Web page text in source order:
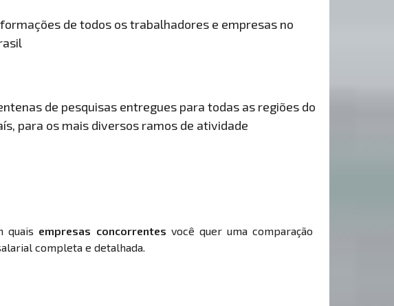
de todos os trabalhadores e empresas no
de pesquisas entregues para todas as regiões do
para os mais diversos ramos de atividade
quais empresas concorrentes você quer uma comparação
completa e detalhada.